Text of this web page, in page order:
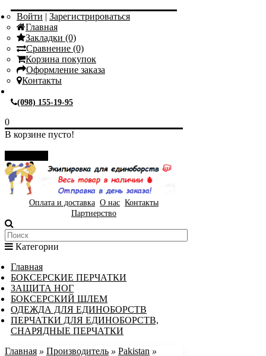
Войти | Зарегистрироваться
Главная
Закладки (0)
Сравнение (0)
Корзина покупок
Оформление заказа
Контакты
(098) 155-19-95
0
В корзине пусто!
Оплата и доставка О нас Контакты
Партнерство
Категории
Главная
БОКСЕРСКИЕ ПЕРЧАТКИ
ЗАЩИТА НОГ
БОКСЕРСКИЙ ШЛЕМ
ОДЕЖДА ДЛЯ ЕДИНОБОРСТВ
ПЕРЧАТКИ ДЛЯ ЕДИНОБОРСТВ,
СНАРЯДНЫЕ ПЕРЧАТКИ
Главная » Производитель » Pakistan »